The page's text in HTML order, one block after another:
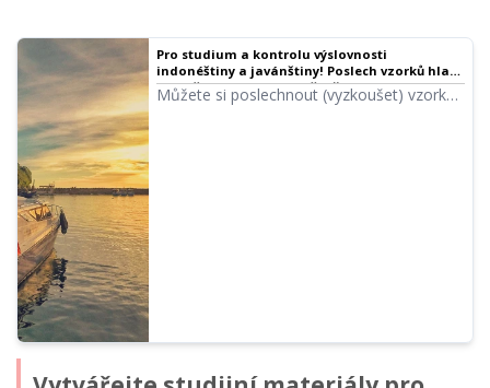
Pro studium a kontrolu výslovnosti
indonéštiny a javánštiny! Poslech vzorků hlasu
a použití bezplatného předčítání textu
„Ondoku“ | Software pro předčítání textu
Můžete si poslechnout (vyzkoušet) vzorky